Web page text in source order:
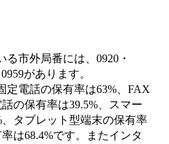
市外局番には、0920・
があります。
定電話の保有率は63%、FAX
の保有率は39.5%、スマー
、タブレット型端末の保有率
は68.4%です。またインタ